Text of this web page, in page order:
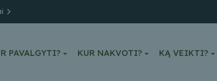
PAVALGYTI? KUR NAKVOTI? KĄ VEIKTI?